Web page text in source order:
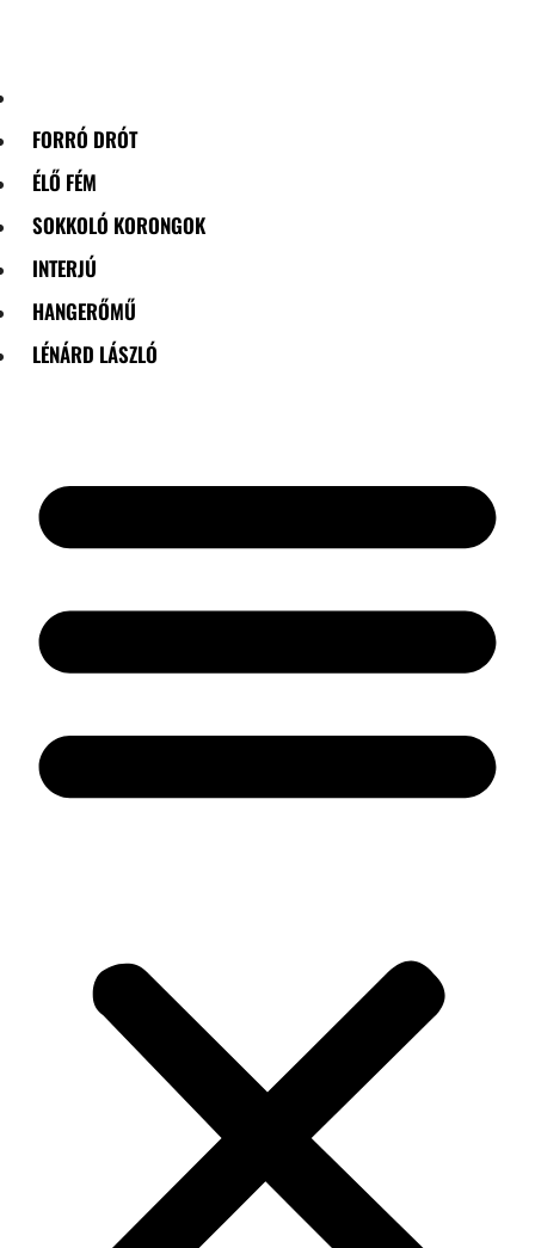
FORRÓ DRÓT
ÉLŐ FÉM
SOKKOLÓ KORONGOK
INTERJÚ
HANGERŐMŰ
LÉNÁRD LÁSZLÓ